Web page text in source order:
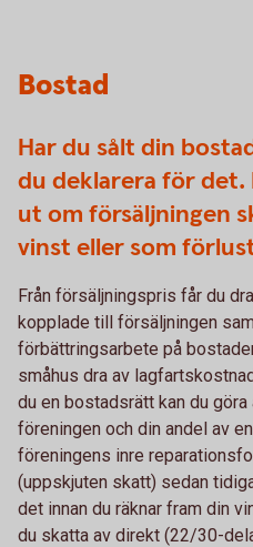
Bostad
Har du sålt din
du deklarera för det.
ut om försäljningen
vinst eller som
Från försäljningspris får du
kopplade till försäljningen
förbättringsarbete på
småhus dra av
du en bostadsrätt kan du
föreningen och din andel av
föreningens inre
(uppskjuten skatt) sedan
det innan du räknar fram din
du skatta av direkt (22/30-